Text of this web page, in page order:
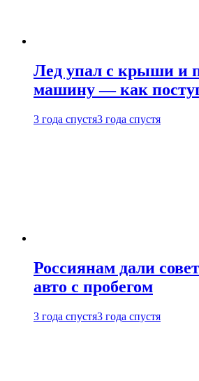
Лед упал с крыши и
машину — как
3 года спустя3 года спустя
Россиянам дали
авто с пробегом
3 года спустя3 года спустя